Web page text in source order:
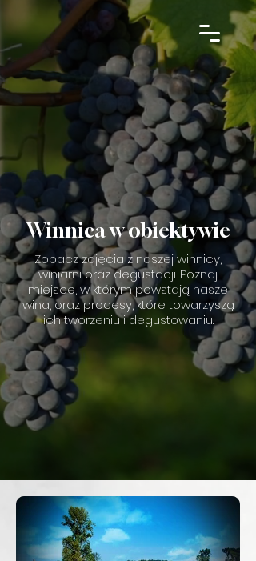
Winnica w obiektywie
Zobacz zdjęcia z naszej winnicy,
winiarni oraz degustacji. Poznaj
miejsce, w którym powstają nasze
wina, oraz procesy, które towarzyszą
ich tworzeniu i degustowaniu.